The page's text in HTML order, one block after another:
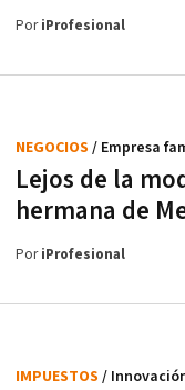
PoriProfesional
Lejos de la
hermana de
NEGOCIOS / Empresa
PoriProfesional
IMPUESTOS /